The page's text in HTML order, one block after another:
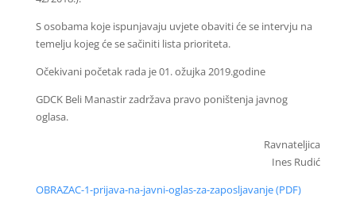
S osobama koje ispunjavaju uvjete obaviti će se intervju na
temelju kojeg će se sačiniti lista prioriteta.
Očekivani početak rada je 01. ožujka 2019.godine
GDCK Beli Manastir zadržava pravo poništenja javnog
oglasa.
Ravnateljica
Ines Rudić
OBRAZAC-1-prijava-na-javni-oglas-za-zaposljavanje (PDF)